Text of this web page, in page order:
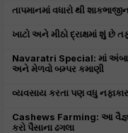
તાપમાનમાં વધારો થી
ખાટો અને મીઠો દ્રાક્ષમાં શું
Navaratri Special: માં
અને મેળવો બમ્પર કમાણી
વ્યવસાય કરતા પણ વધુ
Cashews Farming: આ
કરો પૈસાના ઢગલા